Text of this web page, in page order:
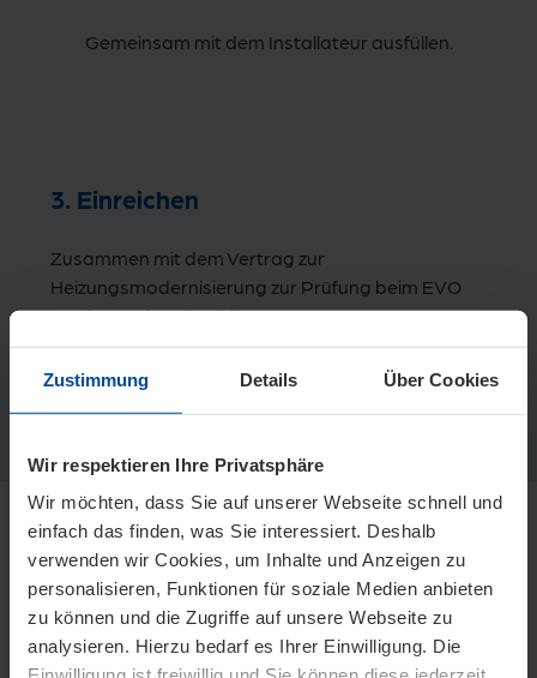
Zustimmung Details Über Cookies
Wir respektieren Ihre Privatsphäre
Wir möchten, dass Sie auf unserer Webseite schnell und
einfach das finden, was Sie interessiert. Deshalb
verwenden wir Cookies, um Inhalte und Anzeigen zu
personalisieren, Funktionen für soziale Medien anbieten
zu können und die Zugriffe auf unsere Webseite zu
analysieren. Hierzu bedarf es Ihrer Einwilligung. Die
Gemeinsam mit dem Installateur ausfüllen.
3. Einreichen
Zusammen mit dem Vertrag zur
Heizungsmodernisierung zur Prüfung beim EVO
Förderservice einreichen:
foerderservice@fe-bis.de
An alles gedacht – was der
EVO Förderservice für Sie